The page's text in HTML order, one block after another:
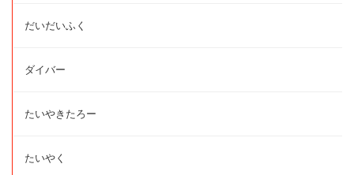
だいだいふく
ダイバー
たいやきたろー
たいやく